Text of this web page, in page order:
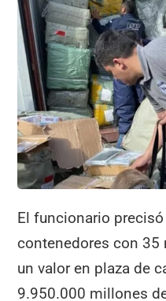
El funcionario
contenedores con
un valor en plaza de
9.950.000 millones